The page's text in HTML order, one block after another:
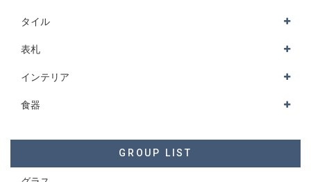
タイル
表札
インテリア
食器
GROUP LIST